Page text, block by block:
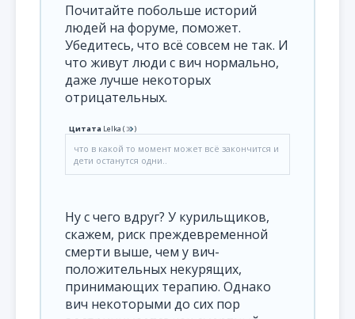
Почитайте побольше историй
людей на форуме, поможет.
Убедитесь, что всё совсем не так. И
что живут люди с вич нормально,
даже лучше некоторых
отрицательных.
Цитата Lelka ( )
что в какой то момент может всё закончится и
дети останутся одни..
Ну с чего вдруг? У курильщиков,
скажем, риск преждевременной
смерти выше, чем у вич-
положительных некурящих,
принимающих терапию. Однако
вич некоторыми до сих пор